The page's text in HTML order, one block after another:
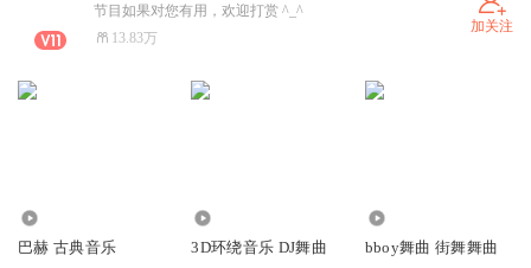
节目如果对您有用，欢迎打赏 ^_^
13.83万
加关注
巴赫 古典音乐 3D环绕音乐 DJ舞曲 bboy舞曲 街舞舞曲